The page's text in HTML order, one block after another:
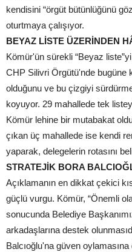
kendisini “örgüt bütünlüğünü
oturtmaya çalışıyor.
BEYAZ LİSTE ÜZERİNDEN
Kömür'ün sürekli “Beyaz
CHP Silivri Örgütü'nde bugüne
olduğunu ve bu çizgiyi
koyuyor. 29 mahallede tek
Kömür lehine bir mutabakat
çıkan üç mahallede ise kendi
yaparak, delegelerin rotasını
STRATEJİK BORA
Açıklamanın en dikkat çekici
güçlü vurgu. Kömür, “Önemli
sonucunda Belediye
arkadaşlarına destek
Balcıoğlu'na güven